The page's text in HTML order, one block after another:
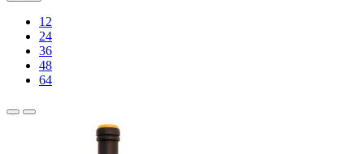
12
24
36
48
64